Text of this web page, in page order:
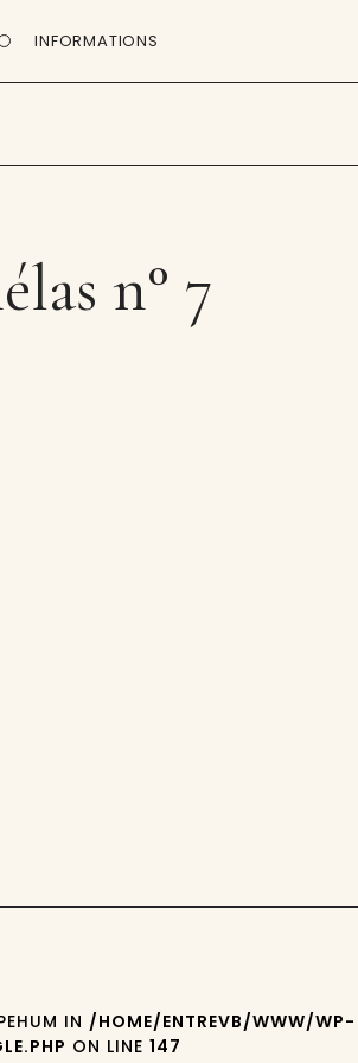
INFORMATIONS
n° 7
IN /HOME/ENTREVB/WWW/WP-
ON LINE147